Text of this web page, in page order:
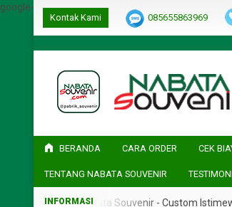
google-site-
Kontak Kami 085655863969
BERANDA CARA ORDER CEK
TENTANG NABATA SOUVENIR
Nabata Souvenir - Custom Istimewa ,